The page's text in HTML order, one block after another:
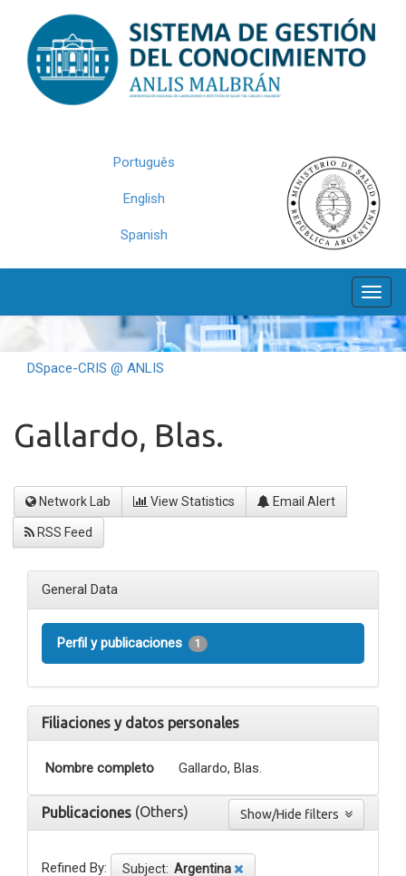
navigation
Português
English
Spanish
DSpace-CRIS @ ANLIS
Gallardo, Blas.
Network Lab View Statistics Email Alert
RSS Feed
General Data
Perfil y publicaciones 1
Filiaciones y datos personales
Nombre completo Gallardo, Blas.
Publicaciones (Others)
Refined By: Subject: Argentina